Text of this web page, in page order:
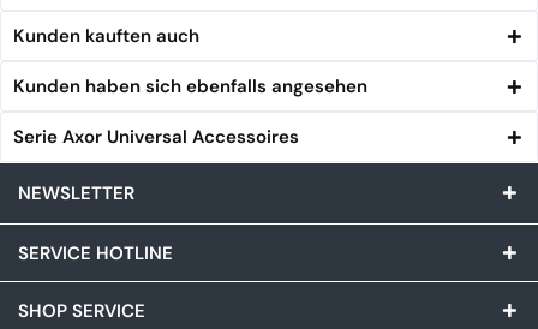
Kunden kauften auch
Kunden haben sich ebenfalls angesehen
Serie Axor Universal Accessoires
NEWSLETTER
SERVICE HOTLINE
SHOP SERVICE